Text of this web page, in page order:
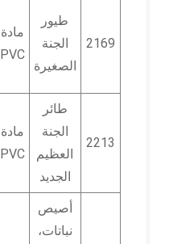
2169
طيور
الجنة
الصغيرة
مادة
PVC
2213
طائر
الجنة
العظيم
الجديد
مادة
PVC
أصيص
نباتات،